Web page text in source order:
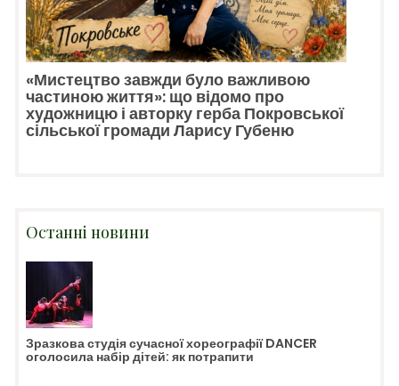
«Мистецтво завжди було важливою
частиною життя»: що відомо про
художницю і авторку герба Покровської
сільської громади Ларису Губеню
Останні новини
Зразкова студія сучасної хореографії DANCER
оголосила набір дітей: як потрапити